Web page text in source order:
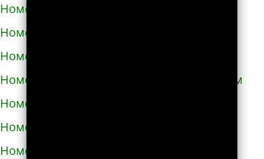
Номера телефонов такси в Кременчуге
Номера телефонов такси в Кривом Роге
Номера телефонов такси в Кролевце
Номера телефонов такси в Кропивницком
Номера телефонов такси в Купянске
Номера телефонов такси в Ладыжине
Номера телефонов такси в Лозовой